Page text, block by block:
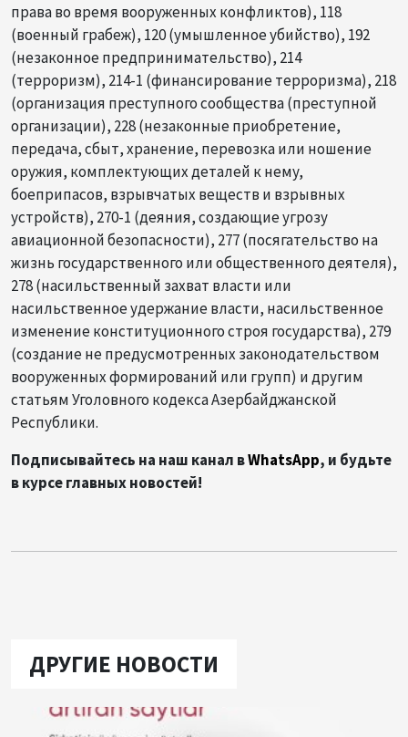
права во время вооруженных конфликтов), 118
(военный грабеж), 120 (умышленное убийство), 192
(незаконное предпринимательство), 214
(терроризм), 214-1 (финансирование терроризма), 218
(организация преступного сообщества (преступной
организации), 228 (незаконные приобретение,
передача, сбыт, хранение, перевозка или ношение
оружия, комплектующих деталей к нему,
боеприпасов, взрывчатых веществ и взрывных
устройств), 270-1 (деяния, создающие угрозу
авиационной безопасности), 277 (посягательство на
жизнь государственного или общественного деятеля),
278 (насильственный захват власти или
насильственное удержание власти, насильственное
изменение конституционного строя государства), 279
(создание не предусмотренных законодательством
вооруженных формирований или групп) и другим
статьям Уголовного кодекса Азербайджанской
Республики.
Подписывайтесь на наш канал вWhatsApp, и будьте
в курсе главных новостей!
ДРУГИЕ НОВОСТИ